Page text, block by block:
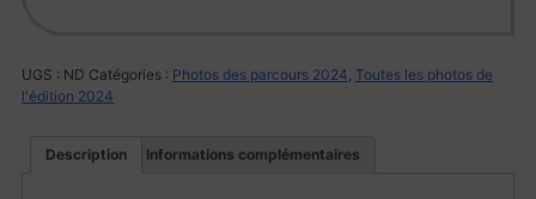
UGS : ND Catégories : Photos des parcours 2024 Toutes les photos de
l'édition 2024
Description Informations complémentaires